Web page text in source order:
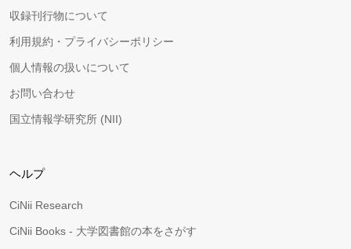
収録刊行物について
利用規約・プライバシーポリシー
個人情報の扱いについて
お問い合わせ
国立情報学研究所 (NII)
ヘルプ
CiNii Research
CiNii Books - 大学図書館の本をさがす